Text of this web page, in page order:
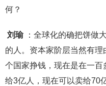
何？
刘瑜
：全球化的确把饼做
的人。资本家阶层当然有
个国家挣钱，现在是在一
给3亿人，现在可以卖给70